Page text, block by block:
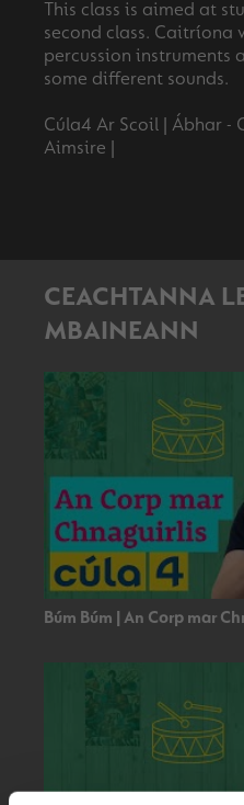
This class is aimed at
second class. Caitríona
percussion instruments
some different sounds.
Cúla4 Ar Scoil | Ábhar -
CEACHTANNA
MBAINEANN
Búm Búm | An Corp mar